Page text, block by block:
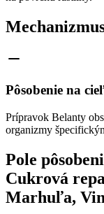
Pôsobenie na
Prípravok Belanty
organizmy
Pole
Cukrová
Marhuľa,